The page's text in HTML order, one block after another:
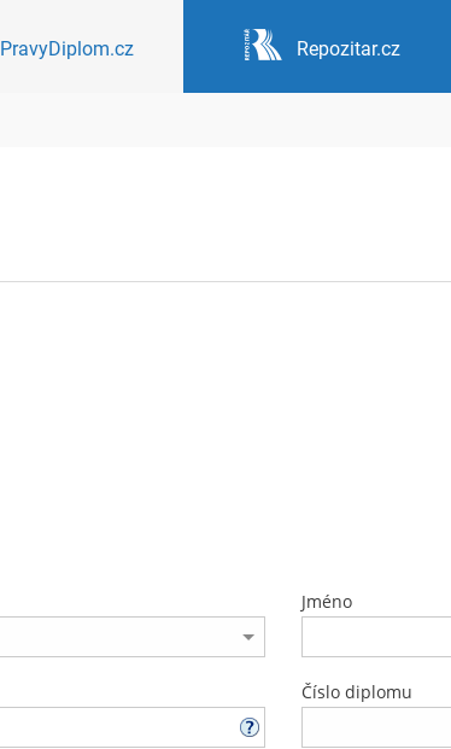
PravyDiplom.cz Repozitar.cz
Jméno
Číslo diplomu